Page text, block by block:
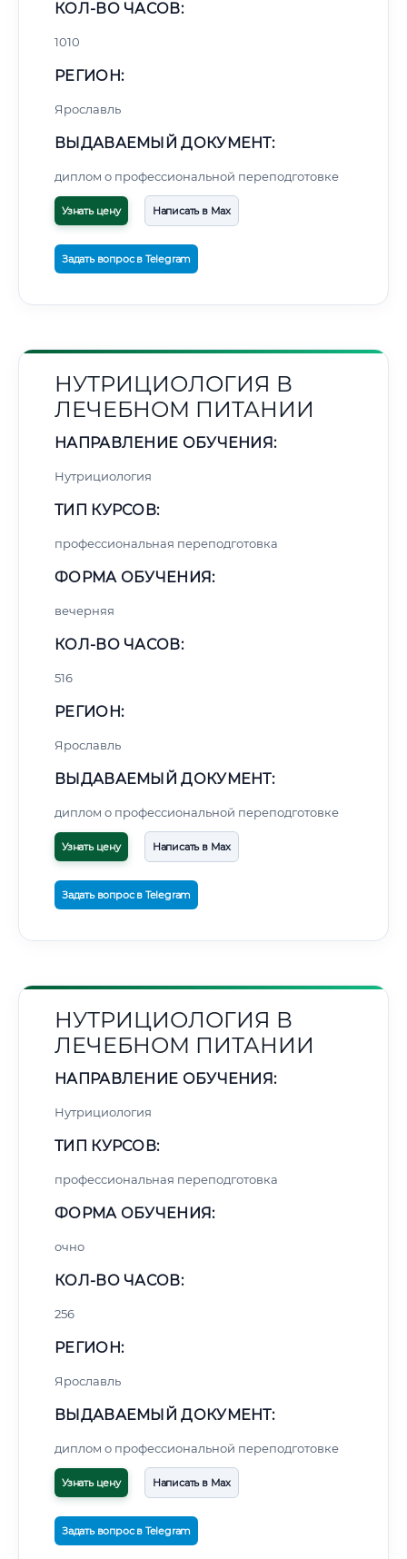
КОЛ-ВО ЧАСОВ:
1010
РЕГИОН:
Ярославль
ВЫДАВАЕМЫЙ ДОКУМЕНТ:
диплом о профессиональной переподготовке
Узнать цену Написать в Max
Задать вопрос в Telegram
НУТРИЦИОЛОГИЯ В
ЛЕЧЕБНОМ ПИТАНИИ
НАПРАВЛЕНИЕ ОБУЧЕНИЯ:
Нутрициология
ТИП КУРСОВ:
профессиональная переподготовка
ФОРМА ОБУЧЕНИЯ:
вечерняя
КОЛ-ВО ЧАСОВ:
516
РЕГИОН:
Ярославль
ВЫДАВАЕМЫЙ ДОКУМЕНТ:
диплом о профессиональной переподготовке
Узнать цену Написать в Max
Задать вопрос в Telegram
НУТРИЦИОЛОГИЯ В
ЛЕЧЕБНОМ ПИТАНИИ
НАПРАВЛЕНИЕ ОБУЧЕНИЯ:
Нутрициология
ТИП КУРСОВ:
профессиональная переподготовка
ФОРМА ОБУЧЕНИЯ:
очно
КОЛ-ВО ЧАСОВ:
256
РЕГИОН:
Ярославль
ВЫДАВАЕМЫЙ ДОКУМЕНТ:
диплом о профессиональной переподготовке
Узнать цену Написать в Max
Задать вопрос в Telegram